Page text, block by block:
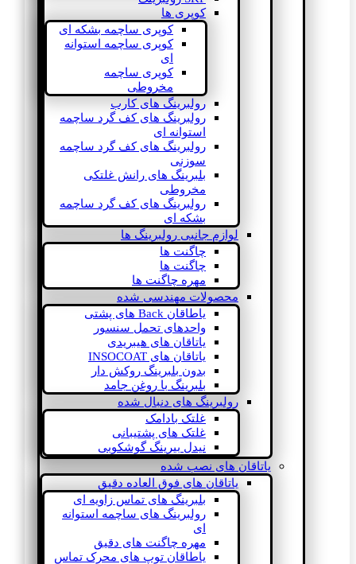
کوپری ها
کوپری ساچمه بشکه ای
کوپری ساچمه استوانه
ای
کوپری ساچمه
مخروطی
رولبرینگ های کارب
رولبرینگ های کف گرد ساچمه
استوانه ای
رولبرینگ های کف گرد ساچمه
سوزنی
بلبرینگ های رانش غلتکی
مخروطی
رولبرینگ های کف گرد ساچمه
بشکه ای
لوازم جانبی رولبرینگ ها
چاگنت ها
چاگنت ها
مهره چاگنت ها
محصولات مهندسی شده
یاطاقان Back های پشتی
واحدهای تحمل سنسور
یاتاقان های هیبریدی
یاتاقان های INSOCOAT
بدون بلبرینگ روکش دار
بلبرینگ با روغن جامد
رولبرینگ های دنبال شده
غلتک بادامک
غلتک های پشتیبانی
نیدل بیرینگ گوشکوبی
یاتاقان های نصب شده
یاتاقان های فوق العاده دقیق
بلبرینگ های تماس زاویه ای
رولبرینگ های ساچمه استوانه
ای
مهره چاگنت های دقیق
یاطاقان توپ های محرک تماس